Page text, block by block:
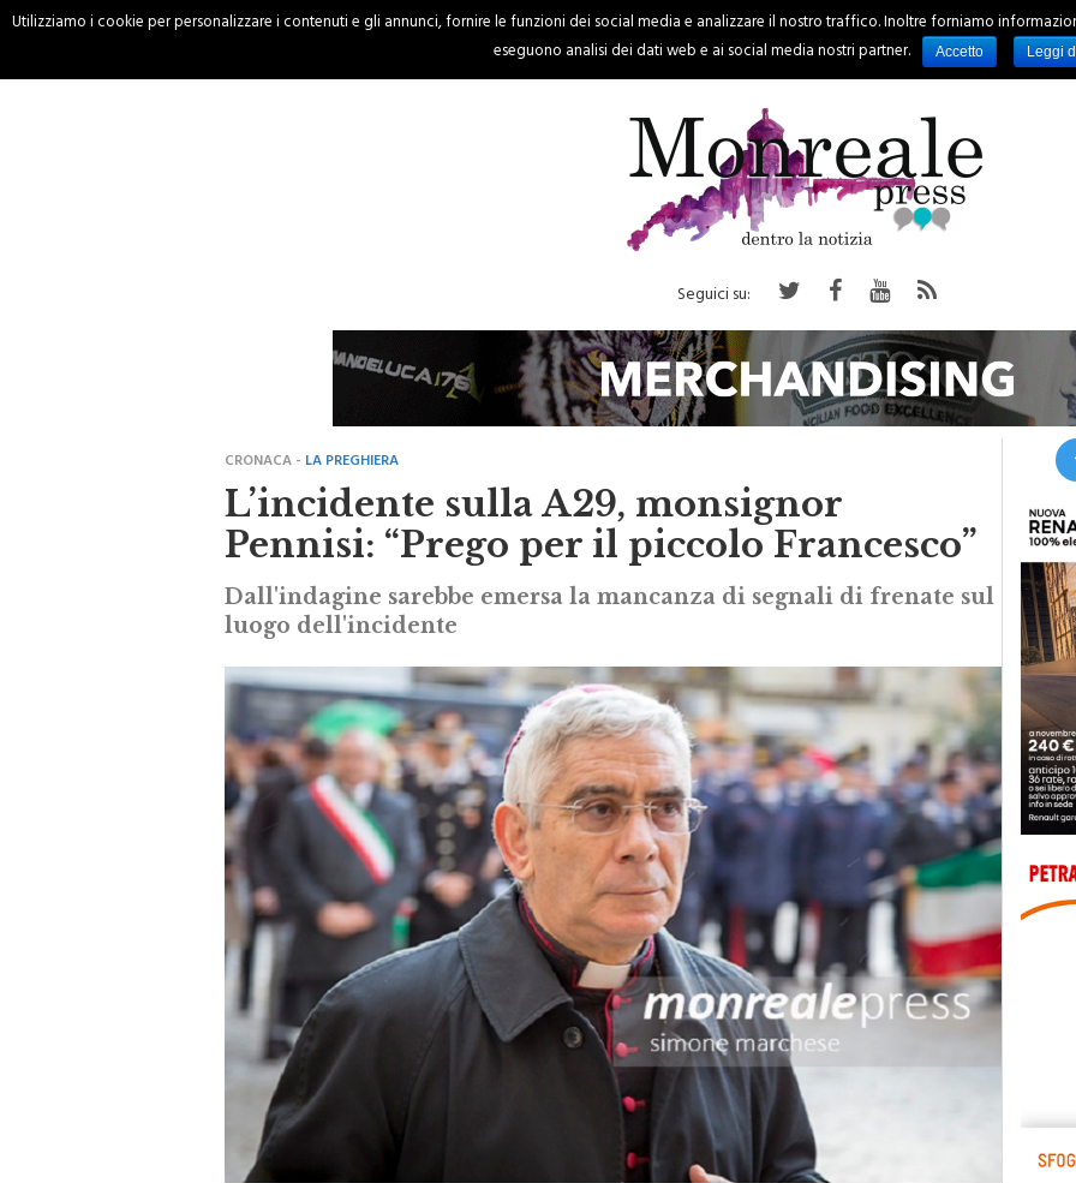
HOME CRONACA PALERMO REGIONE EVENTI RUBRICHE SPORT
Seguici su:
L’incidente sulla A29, monsignor
Pennisi: “Prego per il piccolo Francesco”
Dall'indagine sarebbe emersa la mancanza di segnali di frenate sul
luogo dell'incidente
Utilizziamo i cookie per personalizzare i contenuti e gli annunci, fornire le funzioni dei social media e analizzare il nostro traffico. Inoltre forniamo
eseguono analisi dei dati web e ai social media nostri partner.
Accetto Leggi